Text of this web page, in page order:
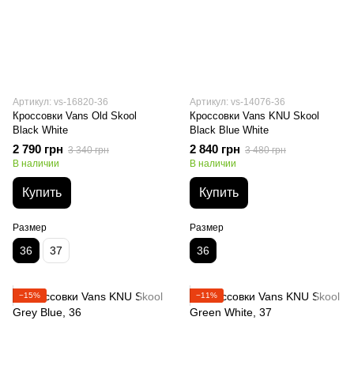
Артикул: vs-16820-36
Кроссовки Vans Old Skool
Black White
2 790 грн 3 340 грн
В наличии
Купить
Размер
36 37
Артикул: vs-14076-36
Кроссовки Vans KNU Skool
Black Blue White
2 840 грн 3 480 грн
В наличии
Купить
Размер
36
−15% −11%